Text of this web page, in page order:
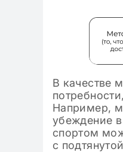
В качестве
Например,
убеждение
спортом
с